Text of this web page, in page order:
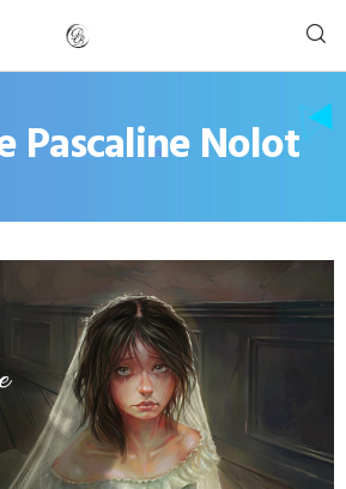
Pascaline Nolot